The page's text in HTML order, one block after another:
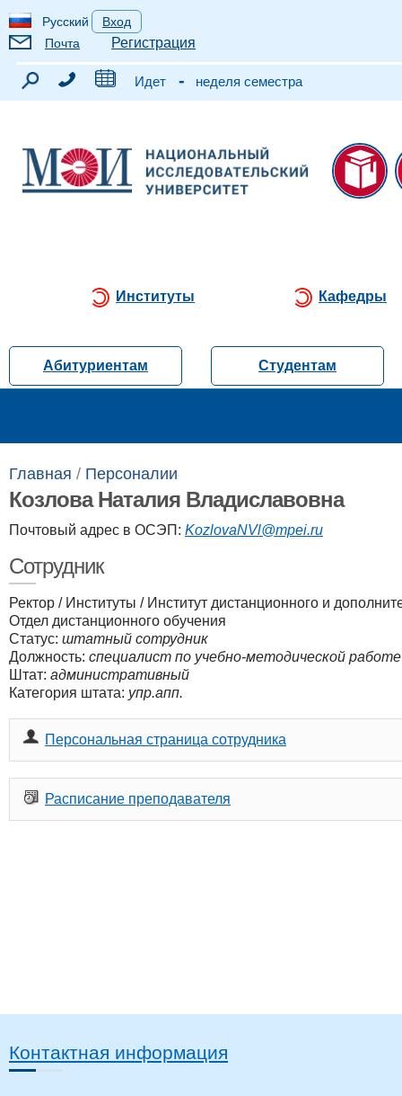
Русский
Вход
Почта
Регистрация
Идет - неделя семестра
Институты Кафедры
Абитуриентам Студентам
Главная / Персоналии​
Козлова Наталия Владиславовна
Почтовый адрес в ОСЭП: KozlovaNVl@mpei.ru
Сотрудник
Ректор / Институты / Институт дистанционного и
Отдел дистанционного обучения
Статус: штатный сотрудник
Должность: специалист по учебно-методической
Штат: административный
Категория штата: упр.апп.
Персональная страница сотрудника
Расписание преподавателя
Контактная информация